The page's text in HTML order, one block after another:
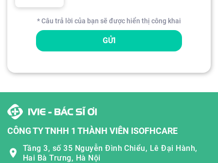
* Câu trả lời của bạn sẽ được hiển thị công khai
GỬI
CÔNG TY TNHH 1 THÀNH VIÊN ISOFHCARE
Tầng 3, số 35 Nguyễn Đình Chiểu, Lê Đại Hành,
Hai Bà Trưng, Hà Nội